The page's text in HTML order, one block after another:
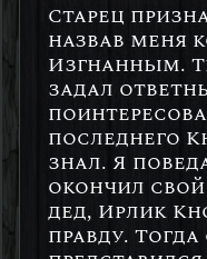
Старец
назвав меня
Изгнанным.
задал
последнего
знал. Я
окончил
дед, Ирлик
правду.